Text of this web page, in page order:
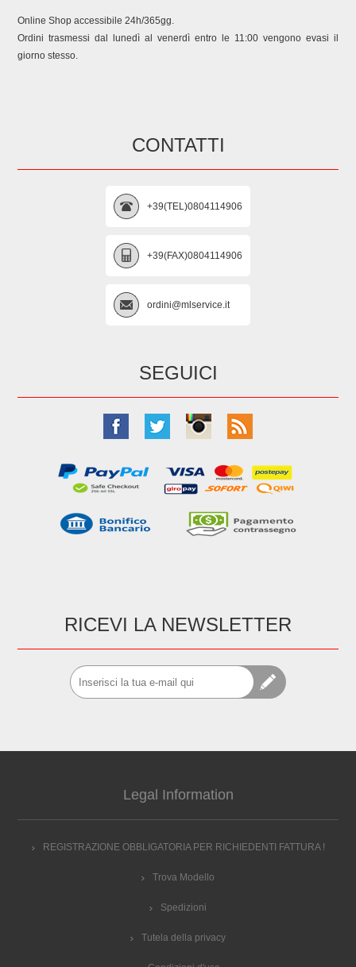
Online Shop accessibile 24h/365gg.
Ordini trasmessi dal lunedì al venerdì entro le 11:00 vengono evasi il
giorno stesso.
CONTATTI
+39(TEL)0804114906
+39(FAX)0804114906
ordini@mlservice.it
SEGUICI
RICEVI LA NEWSLETTER
Legal Information
REGISTRAZIONE OBBLIGATORIA PER RICHIEDENTI FATTURA !
Trova Modello
Spedizioni
Tutela della privacy